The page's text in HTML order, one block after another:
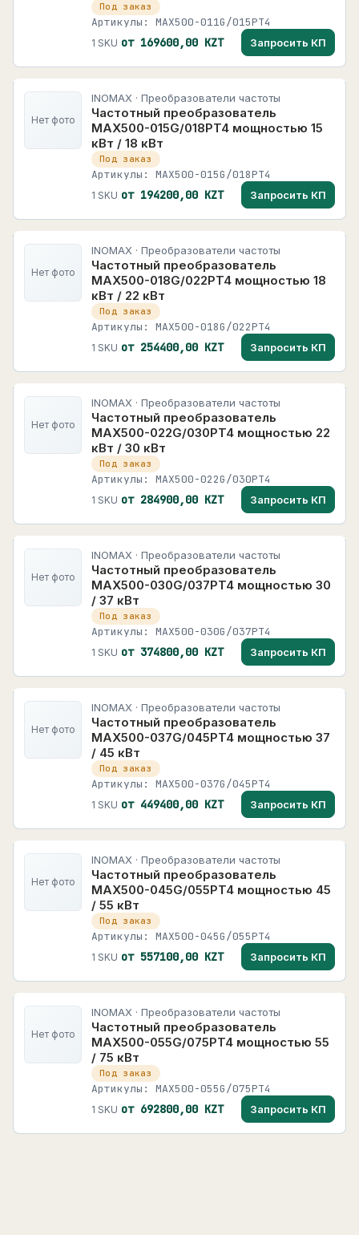
Под заказ
Артикулы: MAX500-011G/015PT4
1 SKU от 169600,00 KZT Запросить КП
Нет фото
INOMAX · Преобразователи частоты
Частотный преобразователь
MAX500-015G/018PT4 мощностью 15
кВт / 18 кВт
Под заказ
Артикулы: MAX500-015G/018PT4
1 SKU от 194200,00 KZT Запросить КП
Нет фото
INOMAX · Преобразователи частоты
Частотный преобразователь
MAX500-018G/022PT4 мощностью 18
кВт / 22 кВт
Под заказ
Артикулы: MAX500-018G/022PT4
1 SKU от 254400,00 KZT Запросить КП
Нет фото
INOMAX · Преобразователи частоты
Частотный преобразователь
MAX500-022G/030PT4 мощностью 22
кВт / 30 кВт
Под заказ
Артикулы: MAX500-022G/030PT4
1 SKU от 284900,00 KZT Запросить КП
Нет фото
INOMAX · Преобразователи частоты
Частотный преобразователь
MAX500-030G/037PT4 мощностью 30
/ 37 кВт
Под заказ
Артикулы: MAX500-030G/037PT4
1 SKU от 374800,00 KZT Запросить КП
Нет фото
INOMAX · Преобразователи частоты
Частотный преобразователь
MAX500-037G/045PT4 мощностью 37
/ 45 кВт
Под заказ
Артикулы: MAX500-037G/045PT4
1 SKU от 449400,00 KZT Запросить КП
Нет фото
INOMAX · Преобразователи частоты
Частотный преобразователь
MAX500-045G/055PT4 мощностью 45
/ 55 кВт
Под заказ
Артикулы: MAX500-045G/055PT4
1 SKU от 557100,00 KZT Запросить КП
Нет фото
INOMAX · Преобразователи частоты
Частотный преобразователь
MAX500-055G/075PT4 мощностью 55
/ 75 кВт
Под заказ
Артикулы: MAX500-055G/075PT4
1 SKU от 692800,00 KZT Запросить КП